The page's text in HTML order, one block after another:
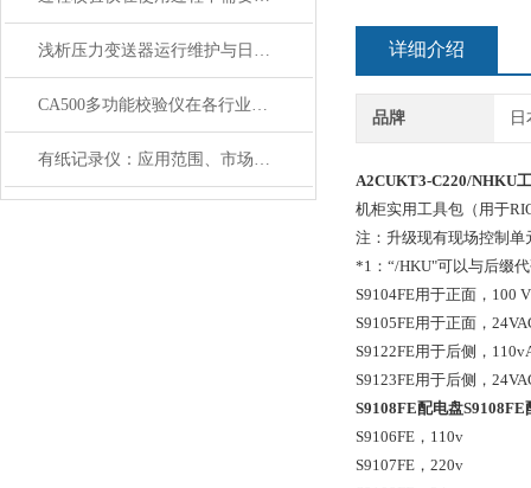
浅析压力变送器运行维护与日常保养
CA500多功能校验仪在各行业和领域的应用
有纸记录仪：应用范围、市场价值及前景分析
详细介绍
品牌
A2CUKT3-C220/NHKU
机柜实用工具包（用于
注：升级现有现场控制单
*1：“/HKU"可以与后缀
S9104FE用于正面，100
S9105FE用于正面，
S9122FE用于后侧，
S9123FE用于后侧，
S9108FE配电盘S9108FE
S9106FE，110v
S9107FE，220v